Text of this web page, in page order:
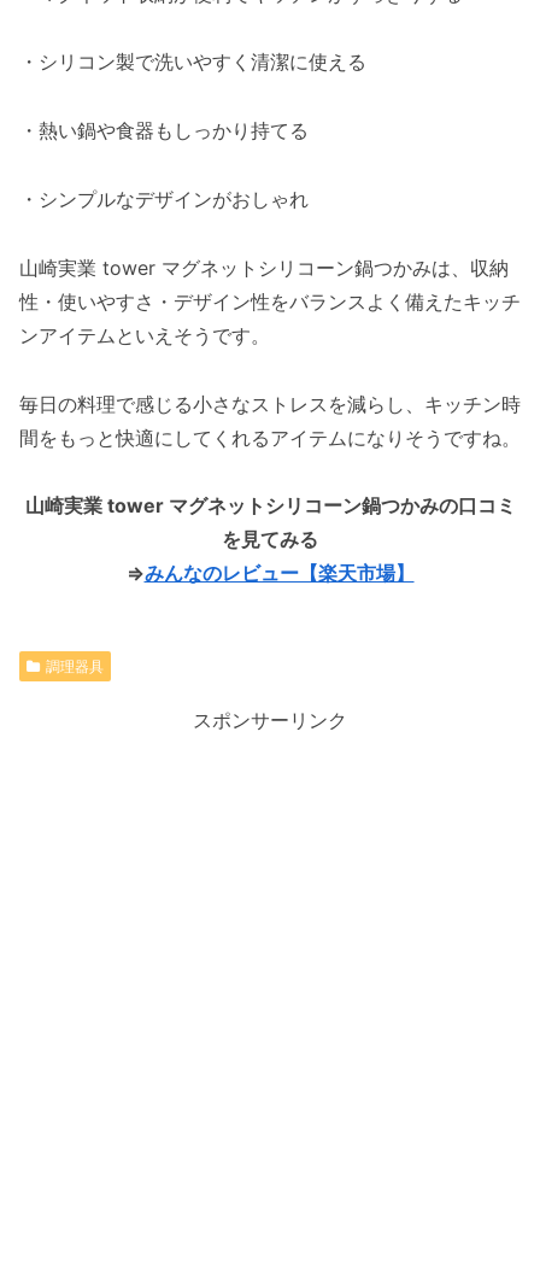
・シリコン製で洗いやすく清潔に使える
・熱い鍋や食器もしっかり持てる
・シンプルなデザインがおしゃれ
山崎実業 tower マグネットシリコーン鍋つかみは、収納
性・使いやすさ・デザイン性をバランスよく備えたキッチ
ンアイテムといえそうです。
毎日の料理で感じる小さなストレスを減らし、キッチン時
間をもっと快適にしてくれるアイテムになりそうですね。
山崎実業 tower マグネットシリコーン鍋つかみの口コミ
を見てみる
⇒みんなのレビュー【楽天市場】
調理器具
スポンサーリンク